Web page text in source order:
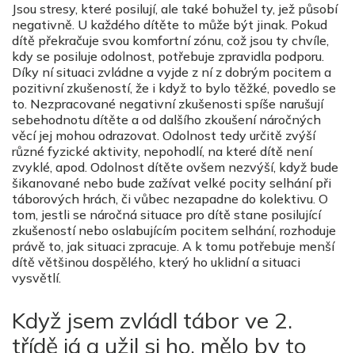
Jsou stresy, které posilují, ale také bohužel ty, jež působí
negativně. U každého dítěte to může být jinak. Pokud
dítě překračuje svou komfortní zónu, což jsou ty chvíle,
kdy se posiluje odolnost, potřebuje zpravidla podporu.
Díky ní situaci zvládne a vyjde z ní z dobrým pocitem a
pozitivní zkušeností, že i když to bylo těžké, povedlo se
to. Nezpracované negativní zkušenosti spíše narušují
sebehodnotu dítěte a od dalšího zkoušení náročných
věcí jej mohou odrazovat. Odolnost tedy určitě zvýší
různé fyzické aktivity, nepohodlí, na které dítě není
zvyklé, apod. Odolnost dítěte ovšem nezvýší, když bude
šikanované nebo bude zažívat velké pocity selhání při
táborových hrách, či vůbec nezapadne do kolektivu. O
tom, jestli se náročná situace pro dítě stane posilující
zkušeností nebo oslabujícím pocitem selhání, rozhoduje
právě to, jak situaci zpracuje. A k tomu potřebuje menší
dítě většinou dospělého, který ho uklidní a situaci
vysvětlí.
Když jsem zvládl tábor ve 2.
třídě já a užil si ho, mělo by to